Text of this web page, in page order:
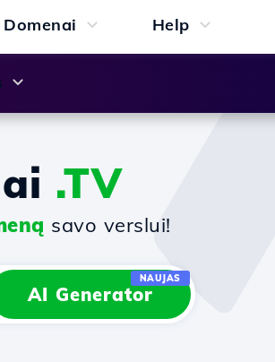
Domenai Help
.TV
savo verslui!
AI Generator
NAUJAS